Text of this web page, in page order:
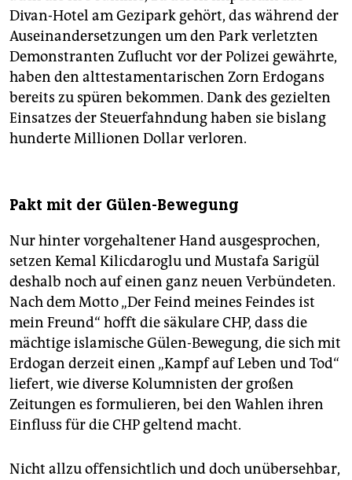
Divan-Hotel am Gezipark gehört, das während der
Auseinandersetzungen um den Park verletzten
Demonstranten Zuflucht vor der Polizei gewährte,
haben den alttestamentarischen Zorn Erdogans
bereits zu spüren bekommen. Dank des gezielten
Einsatzes der Steuerfahndung haben sie bislang
hunderte Millionen Dollar verloren.
Pakt mit der Gülen-Bewegung
Nur hinter vorgehaltener Hand ausgesprochen,
setzen Kemal Kilicdaroglu und Mustafa Sarigül
deshalb noch auf einen ganz neuen Verbündeten.
Nach dem Motto „Der Feind meines Feindes ist
mein Freund“ hofft die säkulare CHP, dass die
mächtige islamische Gülen-Bewegung, die sich mit
Erdogan derzeit einen „Kampf auf Leben und Tod“
liefert, wie diverse Kolumnisten der großen
Zeitungen es formulieren, bei den Wahlen ihren
Einfluss für die CHP geltend macht.
Nicht allzu offensichtlich und doch unübersehbar,